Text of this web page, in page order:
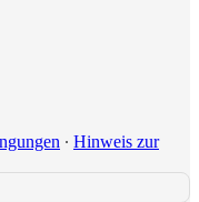
∙ Hinweis zur